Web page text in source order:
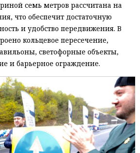
семь метров рассчитана на
что обеспечит достаточную
и удобство передвижения. В
кольцевое пересечение,
светофорные объекты,
и барьерное ограждение.